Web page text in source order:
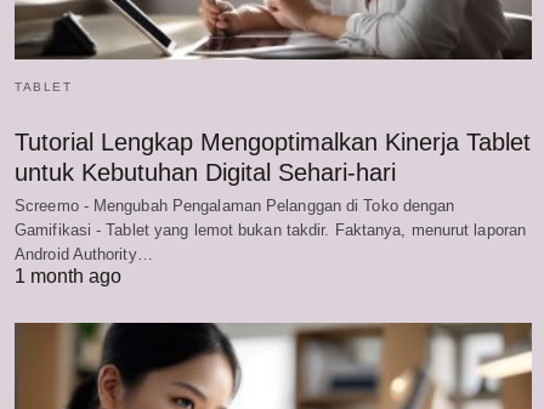
TABLET
Tutorial Lengkap Mengoptimalkan Kinerja Tablet
untuk Kebutuhan Digital Sehari-hari
Screemo - Mengubah Pengalaman Pelanggan di Toko dengan
Gamifikasi - Tablet yang lemot bukan takdir. Faktanya, menurut laporan
Android Authority…
1 month ago